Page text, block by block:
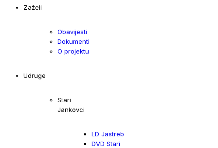
Zaželi
Obavijesti
Dokumenti
O projektu
Udruge
Stari
Jankovci
LD Jastreb
DVD Stari